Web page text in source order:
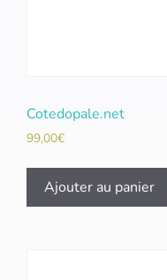
Cotedopale.net
99,00€
Ajouter au panier